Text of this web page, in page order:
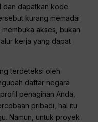
dan dapatkan kode
kurang memadai
akses, bukan
kerja yang dapat
terdeteksi oleh
daftar negara
penagihan Anda,
pribadi, hal itu
Namun, untuk proyek